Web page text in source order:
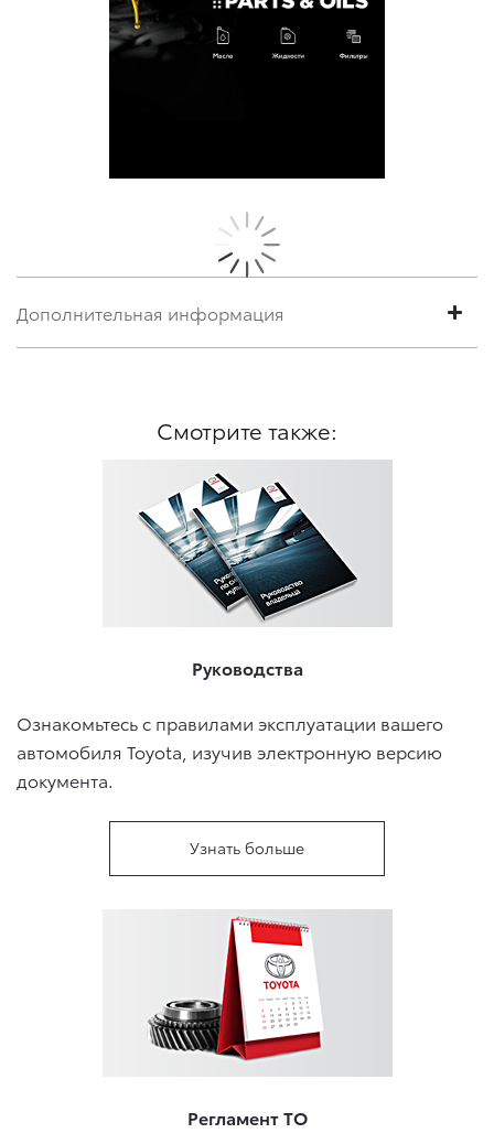
Дополнительная информация
Смотрите также:
Руководства
Ознакомьтесь с правилами эксплуатации вашего
автомобиля Toyota, изучив электронную версию
документа.
Узнать больше
Регламент ТО